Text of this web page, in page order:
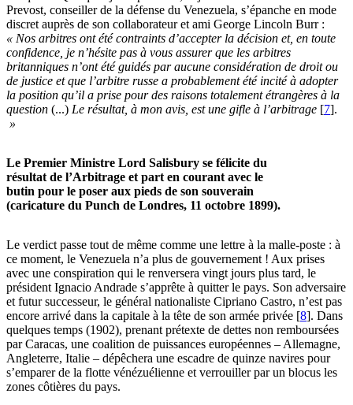
Prevost, conseiller de la défense du Venezuela, s’épanche en mode
discret auprès de son collaborateur et ami George Lincoln Burr :
« Nos arbitres ont été contraints d’accepter la décision et, en toute
confidence, je n’hésite pas à vous assurer que les arbitres
britanniques n’ont été guidés par aucune considération de droit ou
de justice et que l’arbitre russe a probablement été incité à adopter
la position qu’il a prise pour des raisons totalement étrangères à la
question (...) Le résultat, à mon avis, est une gifle à l’arbitrage [7].
»
Le Premier Ministre Lord Salisbury se félicite du
résultat de l’Arbitrage et part en courant avec le
butin pour le poser aux pieds de son souverain
(caricature du Punch de Londres, 11 octobre 1899).
Le verdict passe tout de même comme une lettre à la malle-poste : à
ce moment, le Venezuela n’a plus de gouvernement ! Aux prises
avec une conspiration qui le renversera vingt jours plus tard, le
président Ignacio Andrade s’apprête à quitter le pays. Son adversaire
et futur successeur, le général nationaliste Cipriano Castro, n’est pas
encore arrivé dans la capitale à la tête de son armée privée [8]. Dans
quelques temps (1902), prenant prétexte de dettes non remboursées
par Caracas, une coalition de puissances européennes – Allemagne,
Angleterre, Italie – dépêchera une escadre de quinze navires pour
s’emparer de la flotte vénézuélienne et verrouiller par un blocus les
zones côtières du pays.